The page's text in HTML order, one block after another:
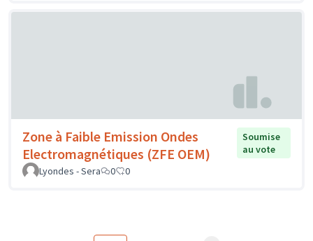
Zone à Faible Emission Ondes
Electromagnétiques (ZFE OEM)
Soumise
au vote
Lyondes - Sera
0 0